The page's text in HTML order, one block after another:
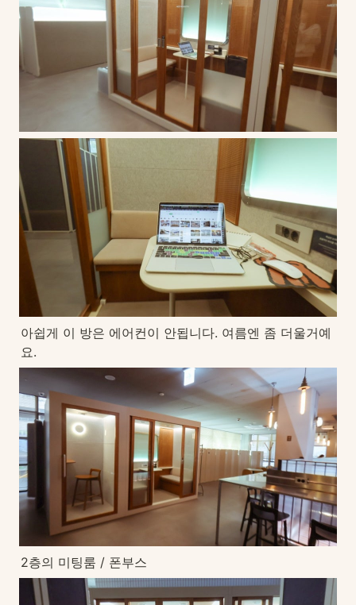
아쉽게 이 방은 에어컨이 안됩니다. 여름엔 좀 더울거예
요.
2층의 미팅룸 / 폰부스